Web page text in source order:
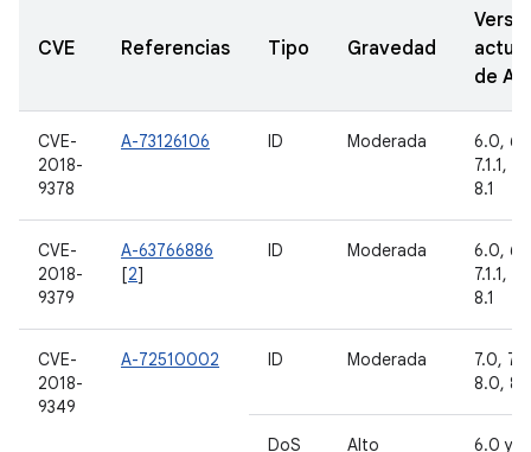
CVE Referencias Tipo Gravedad
de
CVE-
2018-
9378
A-73126106 ID Moderada
6.0,
7.1.1,
8.1
CVE-
2018-
9379
A-63766886
[2]
ID Moderada
6.0,
7.1.1,
8.1
CVE-
2018-
9349
A-72510002 ID Moderada
7.0,
8.0, 8.1
DoS Alto 6.0 y